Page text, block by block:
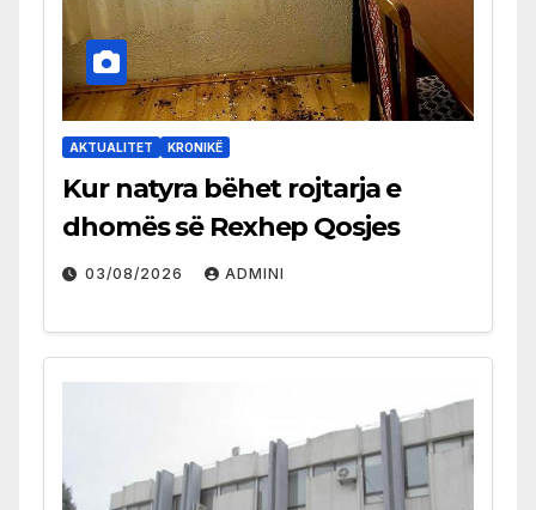
AKTUALITET KRONIKË
Kur natyra bëhet rojtarja e
dhomës së Rexhep Qosjes
03/08/2026 ADMINI